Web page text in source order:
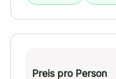
Preis pro Person